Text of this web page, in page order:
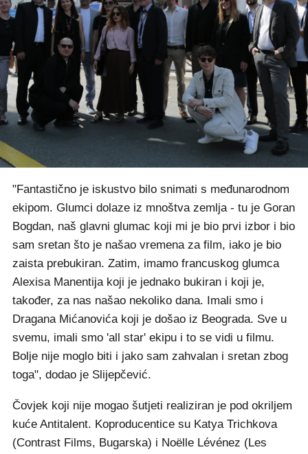
"Fantastično je iskustvo bilo snimati s međunarodnom
ekipom. Glumci dolaze iz mnoštva zemlja - tu je Goran
Bogdan, naš glavni glumac koji mi je bio prvi izbor i bio
sam sretan što je našao vremena za film, iako je bio
zaista prebukiran. Zatim, imamo francuskog glumca
Alexisa Manentija koji je jednako bukiran i koji je,
također, za nas našao nekoliko dana. Imali smo i
Dragana Mićanovića koji je došao iz Beograda. Sve u
svemu, imali smo 'all star' ekipu i to se vidi u filmu.
Bolje nije moglo biti i jako sam zahvalan i sretan zbog
toga", dodao je Slijepčević.
Čovjek koji nije mogao šutjeti realiziran je pod okriljem
kuće Antitalent. Koproducentice su Katya Trichkova
(Contrast Films, Bugarska) i Noëlle Lévénez (Les